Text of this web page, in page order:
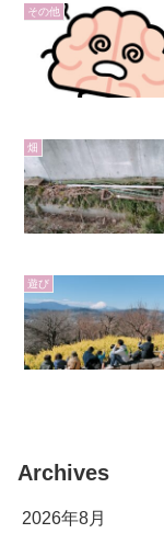
その他
畑
遊び
Archives
2026年8月